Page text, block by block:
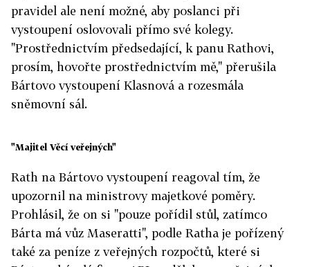
pravidel ale není možné, aby poslanci při
vystoupení oslovovali přímo své kolegy.
"Prostřednictvím předsedající, k panu Rathovi,
prosím, hovořte prostřednictvím mě," přerušila
Bártovo vystoupení Klasnová a rozesmála
sněmovní sál.
"Majitel Věcí veřejných"
Rath na Bártovo vystoupení reagoval tím, že
upozornil na ministrovy majetkové poměry.
Prohlásil, že on si "pouze pořídil stůl, zatímco
Bárta má vůz Maseratti", podle Ratha je pořízený
také za peníze z veřejných rozpočtů, které si